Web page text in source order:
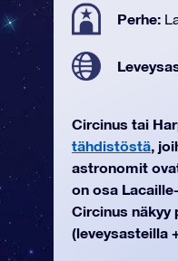
Perhe:
Circinus tai
tähdistöstä,
astronomit
on osa
Circinus näkyy
(leveysasteilla